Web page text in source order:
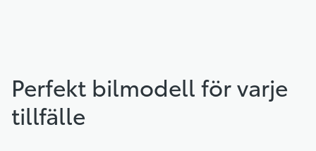
Perfekt bilmodell för varje
tillfälle